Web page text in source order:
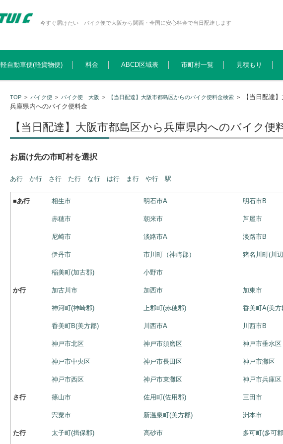
今すぐ届けたい バイク便で大阪から関西・全国に安心料金で当日配達します
軽自動車便(軽貨物便) 料金 ABCD区域表 市町村一覧 見積もり
TOP > バイク便 > バイク便 大阪 > 【当日配達】大阪市都島区からのバイク便料金検索 >
【当日配達
兵庫県内へのバイク便料金
【当日配達】大阪市都島区から兵庫県内へのバイク便
お届け先の市町村を選択
あ行 か行 さ行 た行 な行 は行 ま行 や行 駅
■あ行 相生市 明石市A 明石市B
赤穂市 朝来市 芦屋市
尼崎市 淡路市A 淡路市B
伊丹市 市川町（神崎郡） 猪名川町(川
稲美町(加古郡) 小野市
か行 加古川市 加西市 加東市
神河町(神崎郡) 上郡町(赤穂郡) 香美町A(美方
香美町B(美方郡) 川西市A 川西市B
神戸市北区 神戸市須磨区 神戸市垂水区
神戸市中央区 神戸市長田区 神戸市灘区
神戸市西区 神戸市東灘区 神戸市兵庫区
さ行 篠山市 佐用町(佐用郡) 三田市
宍粟市 新温泉町(美方郡) 洲本市
た行 太子町(揖保郡) 高砂市 多可町(多可